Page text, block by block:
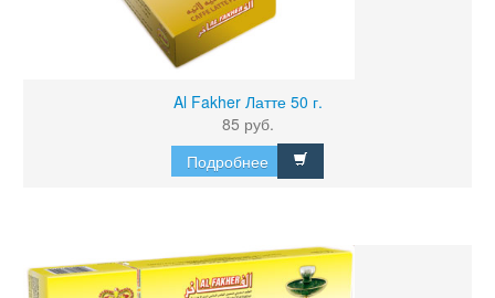
Al Fakher Латте 50 г.
85 руб.
Подробнее